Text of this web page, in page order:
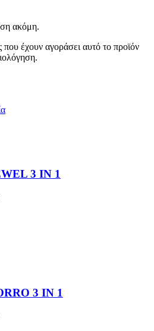
ακόμη.
έχουν αγοράσει αυτό το προϊόν
3 ΙΝ 1
3 ΙΝ 1